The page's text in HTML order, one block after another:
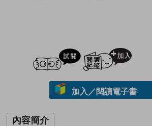
試閲
加入／閱讀電子書
內容簡介